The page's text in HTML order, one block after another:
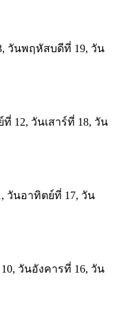
วันพฤหัสบดีที่ 19, วัน
12, วันเสาร์ที่ 18, วัน
วันอาทิตย์ที่ 17, วัน
วันอังคารที่ 16, วัน